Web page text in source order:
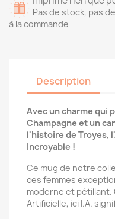
Pas de stock, pas
à la commande
Description
Avec un charme qui
Champagne et un
l'histoire de Troyes,
Incroyable !
Ce mug de notre
ces femmes
moderne et pétillant.
Artificielle, ici I.A.